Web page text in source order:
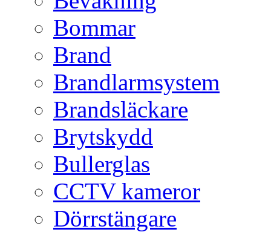
Bommar
Brand
Brandlarmsystem
Brandsläckare
Brytskydd
Bullerglas
CCTV kameror
Dörrstängare